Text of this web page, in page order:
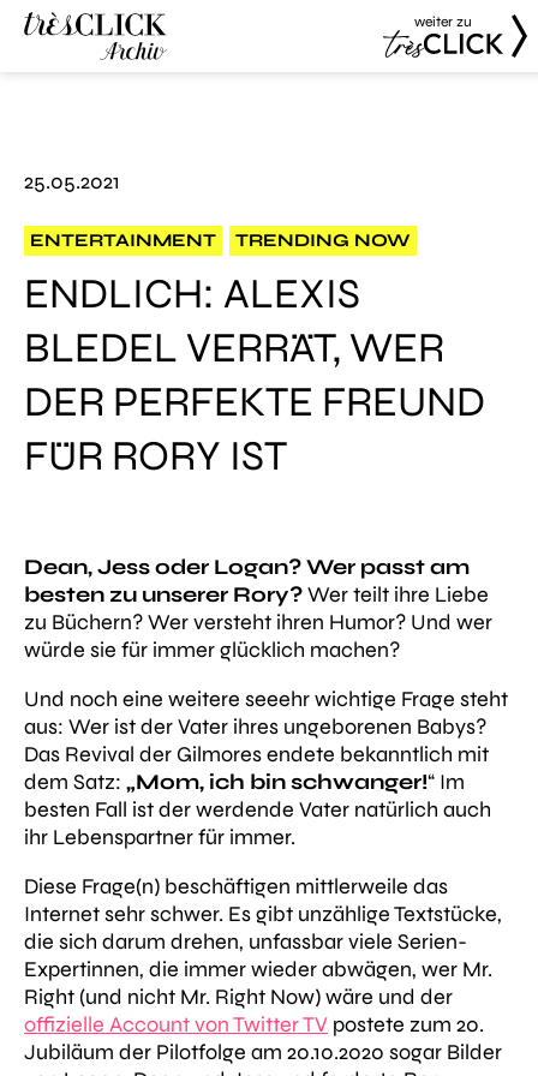
weiter zu
25.05.2021
ENTERTAINMENT TRENDING NOW
ENDLICH: ALEXIS
BLEDEL VERRÄT, WER
DER PERFEKTE FREUND
FÜR RORY IST
Dean, Jess oder Logan? Wer passt am
besten zu unserer Rory?Wer teilt ihre Liebe
zu Büchern? Wer versteht ihren Humor? Und wer
würde sie für immer glücklich machen?
Und noch eine weitere seeehr wichtige Frage steht
aus: Wer ist der Vater ihres ungeborenen Babys?
Das Revival der Gilmores endete bekanntlich mit
dem Satz: „Mom, ich bin schwanger!“ Im
besten Fall ist der werdende Vater natürlich auch
ihr Lebenspartner für immer.
Diese Frage(n) beschäftigen mittlerweile das
Internet sehr schwer. Es gibt unzählige Textstücke,
die sich darum drehen, unfassbar viele Serien-
Expertinnen, die immer wieder abwägen, wer Mr.
Right (und nicht Mr. Right Now) wäre und der
offizielle Account von Twitter TV postete zum 20.
Jubiläum der Pilotfolge am 20.10.2020 sogar Bilder